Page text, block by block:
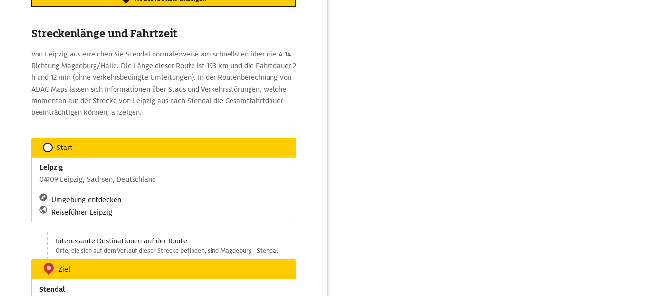
Streckenlänge und Fahrtzeit
Von Leipzig aus erreichen Sie Stendal normalerweise am schnellsten über die A 14
Richtung Magdeburg/Halle. Die Länge dieser Route ist 193 km und die Fahrtdauer 2
h und 12 min (ohne verkehrsbedingte Umleitungen). In der Routenberechnung von
ADAC Maps lassen sich Informationen über Staus und Verkehrsstörungen, welche
momentan auf der Strecke von Leipzig aus nach Stendal die Gesamtfahrtdauer
beeinträchtigen können, anzeigen.
Start
Leipzig
04109 Leipzig, Sachsen, Deutschland
Umgebung entdecken
Reiseführer Leipzig
Interessante Destinationen auf der Route
Orte, die sich auf dem Verlauf dieser Strecke befinden, sind Magdeburg - Stendal.
Ziel
Stendal